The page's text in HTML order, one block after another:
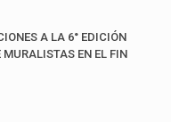
A LA 6° EDICIÓN
EN EL FIN